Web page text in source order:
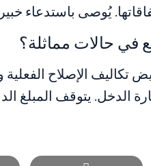
يُوصى باستدعاء
في حالات مماثلة؟
تكاليف الإصلاح
الدخل. يتوقف المبلغ